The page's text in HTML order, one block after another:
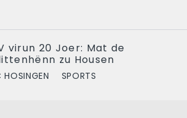
virun 20 Joer: Mat de
zu Housen
HOSINGEN SPORTS